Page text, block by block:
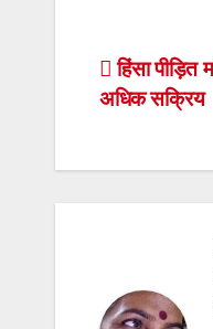
Post
हिंसा
अधिक सक्रिय